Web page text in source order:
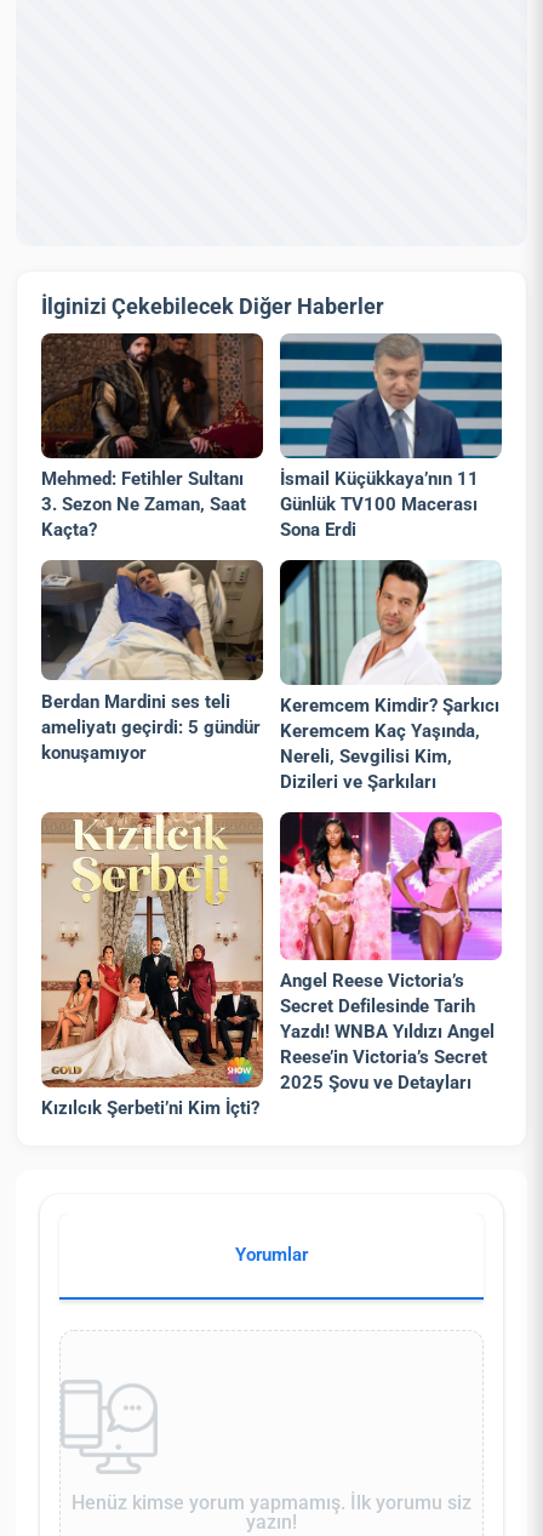
İlginizi Çekebilecek Diğer Haberler
Mehmed: Fetihler Sultanı
3. Sezon Ne Zaman, Saat
Kaçta?
İsmail Küçükkaya’nın 11
Günlük TV100 Macerası
Sona Erdi
Berdan Mardini ses teli
ameliyatı geçirdi: 5 gündür
konuşamıyor
Keremcem Kimdir? Şarkıcı
Keremcem Kaç Yaşında,
Nereli, Sevgilisi Kim,
Dizileri ve Şarkıları
Kızılcık Şerbeti’ni Kim İçti?
Angel Reese Victoria’s
Secret Defilesinde Tarih
Yazdı! WNBA Yıldızı Angel
Reese’in Victoria’s Secret
2025 Şovu ve Detayları
Yorumlar
Henüz kimse yorum yapmamış. İlk yorumu siz
yazın!